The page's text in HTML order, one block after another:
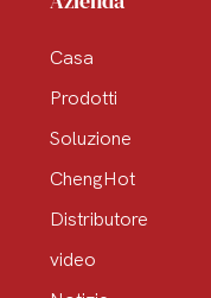
Casa
Prodotti
Soluzione
ChengHot
Distributore
video